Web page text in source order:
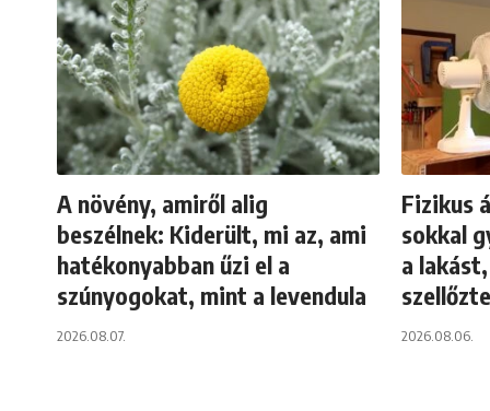
A növény, amiről alig
beszélnek: Kiderült, mi az, ami
hatékonyabban űzi el a
szúnyogokat, mint a levendula
2026.08.07.
Fizikus
sokkal
a
2026.08.06.